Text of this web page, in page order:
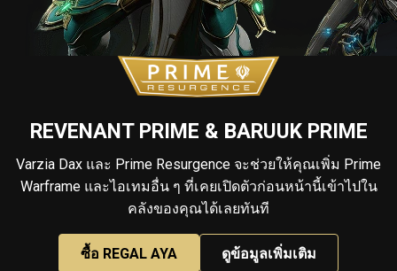
REVENANT PRIME & BARUUK PRIME
Varzia Dax และ Prime Resurgence จะช่วยให้คุณเพิ่ม Prime
Warframe และไอเทมอื่น ๆ ที่เคยเปิดตัวก่อนหน้านี้เข้าไปใน
คลังของคุณได้เลยทันที
ซื้อ REGAL AYA ดูข้อมูลเพิ่มเติม